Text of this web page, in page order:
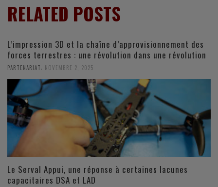
RELATED POSTS
L’impression 3D et la chaîne d’approvisionnement des
forces terrestres : une révolution dans une révolution
PARTENARIAT, NOVEMBRE 2, 2025
Le Serval Appui, une réponse à certaines lacunes
capacitaires DSA et LAD